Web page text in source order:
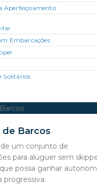
Aperfeiçoamento
Embarcações
Solitários
Barcos
um conjunto de
para aluguer sem
possa ganhar
progressiva.